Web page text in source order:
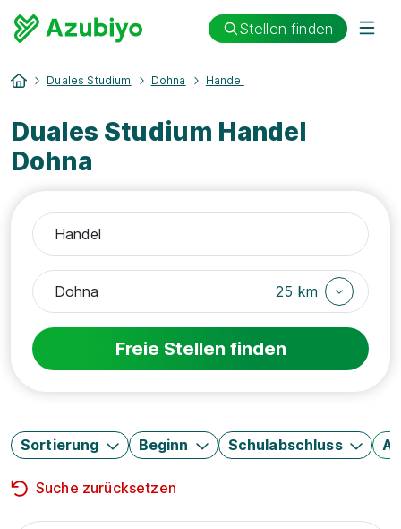
Stellen finden
Duales Studium Dohna Handel
Duales Studium Handel
Dohna
25 km
Freie Stellen finden
Sortierung Beginn Schulabschluss
Suche zurücksetzen